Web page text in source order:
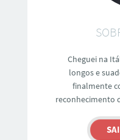
Cheguei na
longos e
finalmente
reconhecimento